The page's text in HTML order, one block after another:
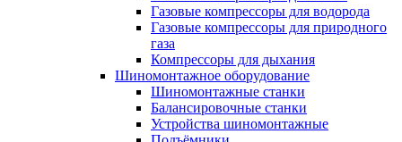
Газовые компрессоры для водорода
Газовые компрессоры для природного
газа
Компрессоры для дыхания
Шиномонтажное оборудование
Шиномонтажные станки
Балансировочные станки
Устройства шиномонтажные